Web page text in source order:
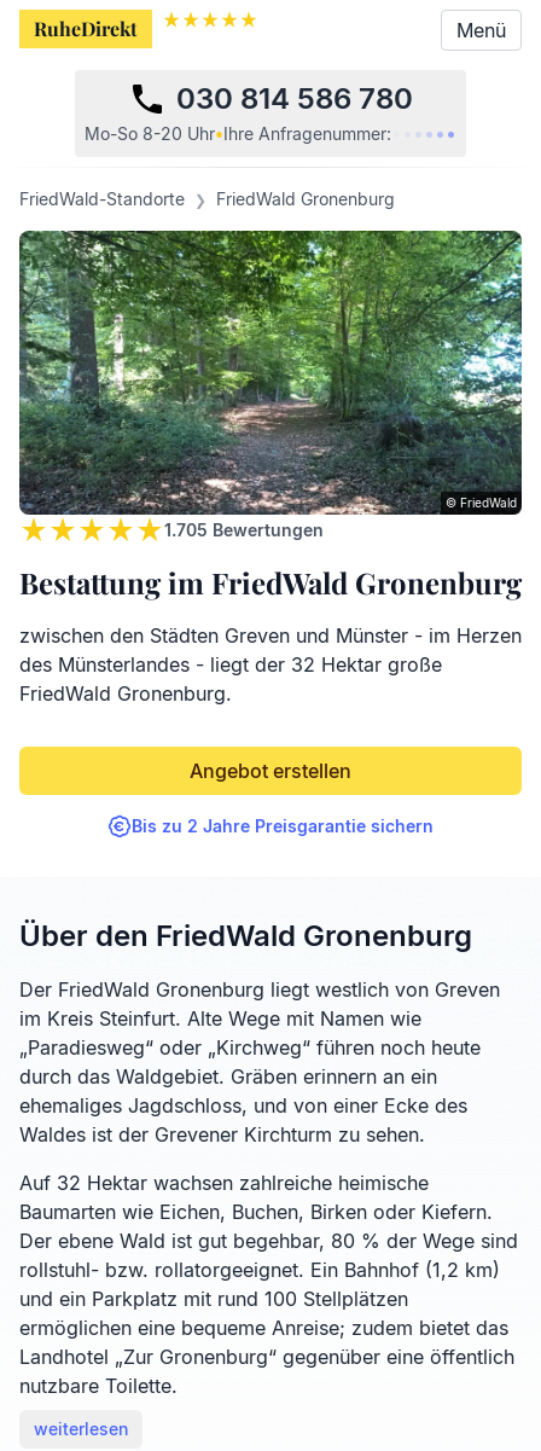
RuheDirekt Menü
030 814 586 780
Mo-So 8-20 Uhr•Ihre Anfragenummer: • • • •
RuheDirekt Menü
FriedWald-Standorte FriedWald Gronenburg
1.705 Bewertungen
Bestattung im FriedWald Gronenburg
zwischen den Städten Greven und Münster - im Herzen
des Münsterlandes - liegt der 32 Hektar große
FriedWald Gronenburg.
Angebot erstellen
Bis zu 2 Jahre Preisgarantie sichern
© FriedWald
Über den FriedWald Gronenburg
Der FriedWald Gronenburg liegt westlich von Greven
im Kreis Steinfurt. Alte Wege mit Namen wie
„Paradiesweg“ oder „Kirchweg“ führen noch heute
durch das Waldgebiet. Gräben erinnern an ein
ehemaliges Jagdschloss, und von einer Ecke des
Waldes ist der Grevener Kirchturm zu sehen.
Auf 32 Hektar wachsen zahlreiche heimische
Baumarten wie Eichen, Buchen, Birken oder Kiefern.
Der ebene Wald ist gut begehbar, 80 % der Wege sind
rollstuhl- bzw. rollatorgeeignet. Ein Bahnhof (1,2 km)
und ein Parkplatz mit rund 100 Stellplätzen
ermöglichen eine bequeme Anreise; zudem bietet das
Landhotel „Zur Gronenburg“ gegenüber eine öffentlich
nutzbare Toilette.
weiterlesen